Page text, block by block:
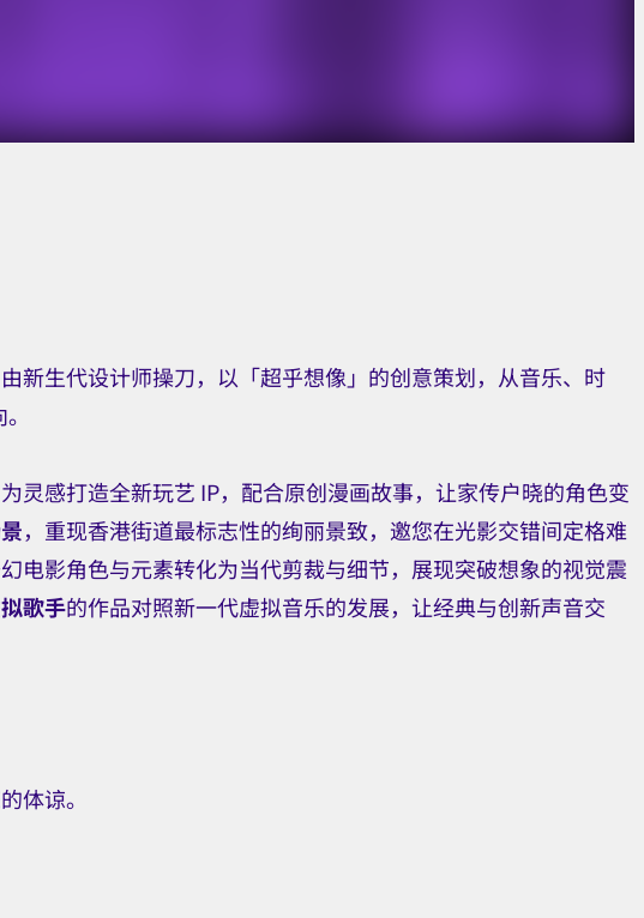
新生代设计师操刀，以「超乎想像」的创意策划，从音乐、时
为灵感打造全新玩艺 IP，配合原创漫画故事，让家传户晓的角色变
，重现香港街道最标志性的绚丽景致，邀您在光影交错间定格难
电影角色与元素转化为当代剪裁与细节，展现突破想象的视觉震
歌手的作品对照新一代虚拟音乐的发展，让经典与创新声音交
体谅。